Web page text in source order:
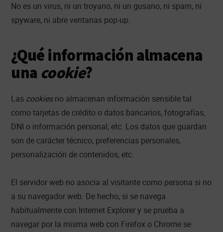
No es un virus, ni un troyano, ni un gusano, ni spam, ni
spyware, ni abre ventanas pop-up.
¿Qué información almacena
una cookie?
Las cookiesno almacenan información sensible tal
como tarjetas de crédito o datos bancarios, fotografías,
DNI o información personal, etc. Los datos que guardan
son de carácter técnico, preferencias personales,
personalización de contenidos, etc.
El servidor web no asocia al visitante como persona si no
a su navegador web. De hecho, si se navega
habitualmente con Internet Explorer y se prueba a
navegar por la misma web con Firefox o Chrome se